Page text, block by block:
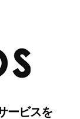
ービスを